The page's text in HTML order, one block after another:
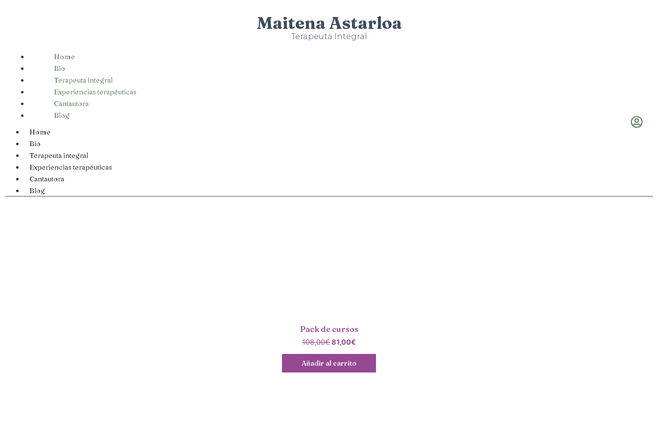
Maitena Astarloa
Terapeuta Integral
Home
Bio
Terapeuta integral
Experiencias terapéuticas
Cantautora
Blog
Home
Bio
Terapeuta integral
Experiencias terapéuticas
Cantautora
Blog
Pack de cursos
108,00€81,00€
Añadir al carrito